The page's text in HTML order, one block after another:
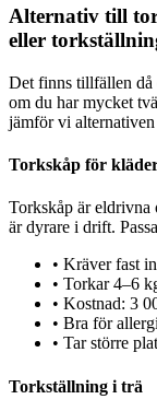
Alternativ till
eller
Det finns tillfällen då
om du har mycket
jämför vi alternativen
Torkskåp för
Torkskåp är eldrivna
är dyrare i drift.
• Kräver fast
• Torkar 4–6
• Kostnad: 3
• Bra för
• Tar större
Torkställning i trä